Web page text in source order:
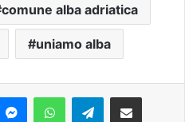
comune alba adriatica
uniamo alba
Telegram